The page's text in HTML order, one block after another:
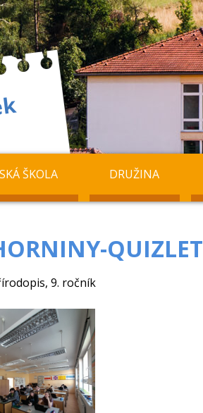
ŠKOLA DRUŽINA
QUIZLET
9. ročník